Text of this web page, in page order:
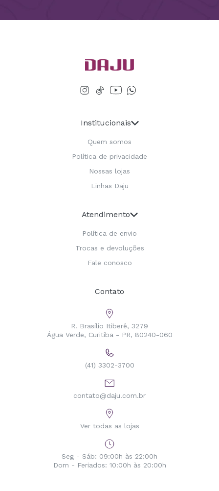
Institucionais
Quem somos
Política de privacidade
Nossas lojas
Linhas Daju
Atendimento
Política de envio
Trocas e devoluções
Fale conosco
Contato
R. Brasílio Itiberê, 3279
Água Verde, Curitiba - PR, 80240-060
(41) 3302-3700
contato@daju.com.br
Ver todas as lojas
Seg - Sáb: 09:00h às 22:00h
Dom - Feriados: 10:00h às 20:00h